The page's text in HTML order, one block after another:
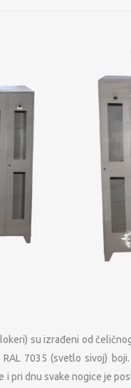
su izrađeni od
7035 (svetlo sivoj)
pri dnu svake nogice je